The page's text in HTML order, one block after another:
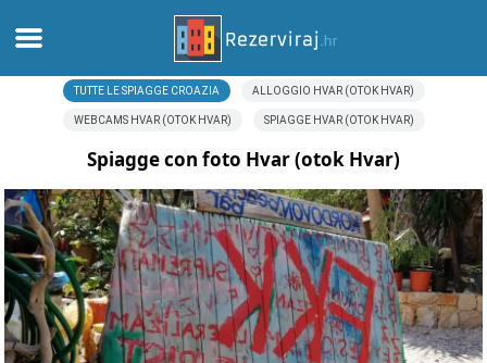
Appartamenti
Informazioni turistiche
Spiagge
webcams
TUTTE LE SPIAGGE CROAZIA ALLOGGIO HVAR (OTOK HVAR)
WEBCAMS HVAR (OTOK HVAR) SPIAGGE HVAR (OTOK HVAR)
Spiagge con foto Hvar (otok Hvar)